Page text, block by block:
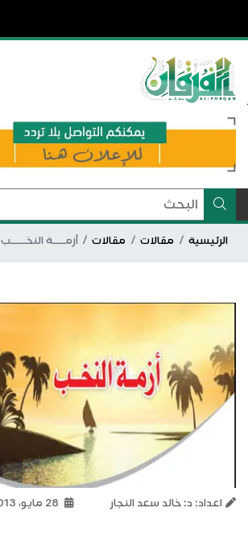
الرئيسية مقالات مقالات أزمــــة النخـــــب
اعداد: د: خالد سعد النجار